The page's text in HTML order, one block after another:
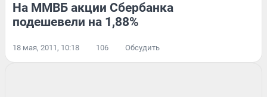
На ММВБ акции Сбербанка
подешевели на 1,88%
18 мая, 2011, 10:18 106 Обсудить